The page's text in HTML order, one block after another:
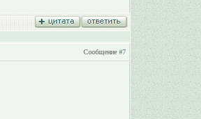
Сообщение #7